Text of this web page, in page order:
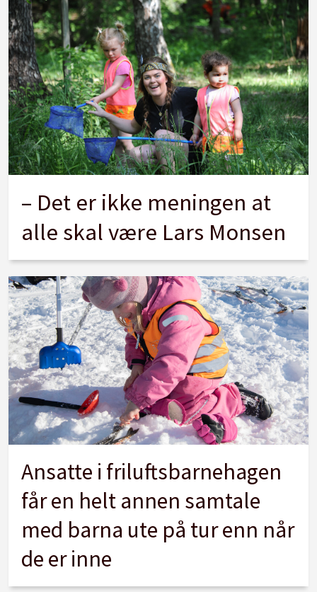
– Det er ikke meningen at
alle skal være Lars Monsen
Ansatte i friluftsbarnehagen
får en helt annen samtale
med barna ute på tur enn når
de er inne